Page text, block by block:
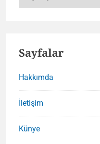
Sayfalar
Hakkımda
İletişim
Künye